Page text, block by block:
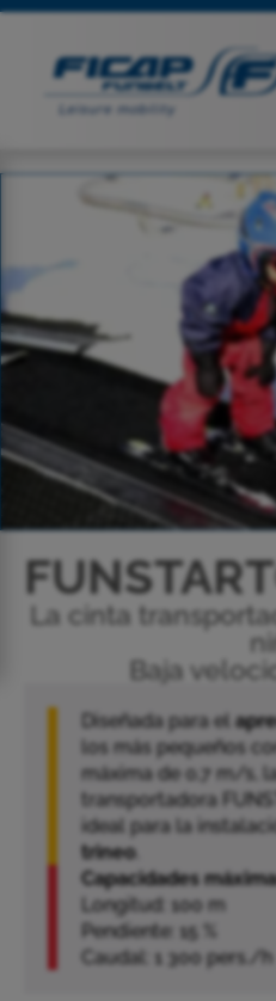
La cinta
Baja
Diseñada para el
los más pequeños
máxima de 0,7 m/s,
transportadora
ideal para la
trineo.
Capacidades
Longitud: 100 m
Pendiente: 15 %
Caudal: 1 300 pers./h